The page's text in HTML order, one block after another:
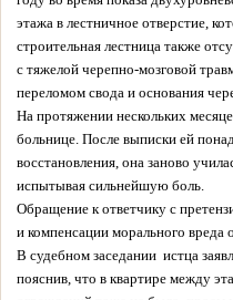
этажа в лестничное отверстие,
строительная лестница также
с тяжелой черепно-мозговой
переломом свода и основания
На протяжении нескольких
больнице. После выписки ей
восстановления, она заново
испытывая сильнейшую боль.
Обращение к ответчику с
и компенсации морального вреда
В судебном заседании истца
пояснив, что в квартире между